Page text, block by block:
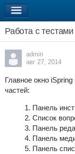
Работа с тестами
admin
авг 27, 2014
Главное окно
частей:
Панель
Список
Панель
Панель
Панель